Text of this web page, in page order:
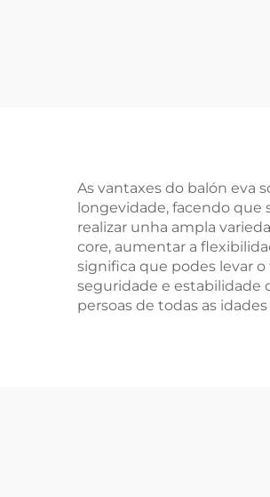
As vantaxes do balón eva
longevidade, facendo que
realizar unha ampla
core, aumentar a
significa que podes levar
seguridade e estabilidade
persoas de todas as